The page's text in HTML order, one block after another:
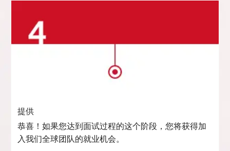
提供
恭喜！如果您达到面试过程的这个阶段，您将获得加
入我们全球团队的就业机会。